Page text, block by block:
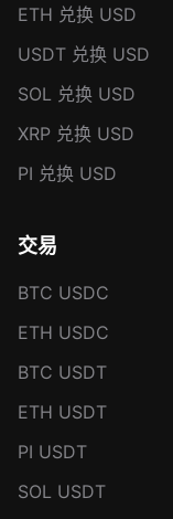
ETH 兑换 USD
USDT 兑换 USD
SOL 兑换 USD
XRP 兑换 USD
PI 兑换 USD
交易
BTC USDC
ETH USDC
BTC USDT
ETH USDT
PI USDT
SOL USDT